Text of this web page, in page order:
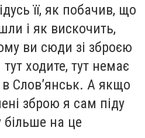
її, як побачив, що
і як вискочить,
ви сюди зі зброєю
ходите, тут немає
в Слов’янськ. А якщо
зброю я сам піду
більше на це